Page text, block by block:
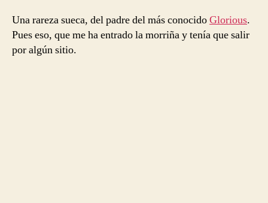
Una rareza sueca, del padre del más conocidoGlorious.
Pues eso, que me ha entrado la morriña y tenía que salir
por algún sitio.